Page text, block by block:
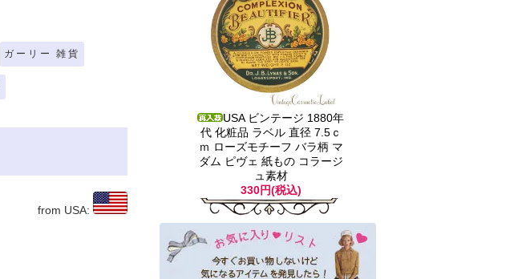
ガーリー 雑貨
from USA:
USA ビンテージ 1880年
代 化粧品 ラベル 直径 7.5ｃ
ｍ ローズモチーフ バラ柄 マ
ダム ピヴェ 紙もの コラージ
ュ素材
330円(税込)